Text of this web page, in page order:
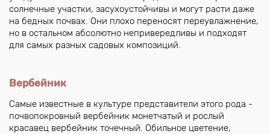
солнечные участки, засухоустойчивы и могут расти даже
на бедных почвах. Они плохо переносят переувлажнение,
но в остальном абсолютно непривередливы и подходят
для самых разных садовых композиций.
Вербейник
Самые известные в культуре представители этого рода -
почвопокровный вербейник монетчатый и рослый
красавец вербейник точечный. Обильное цветение,